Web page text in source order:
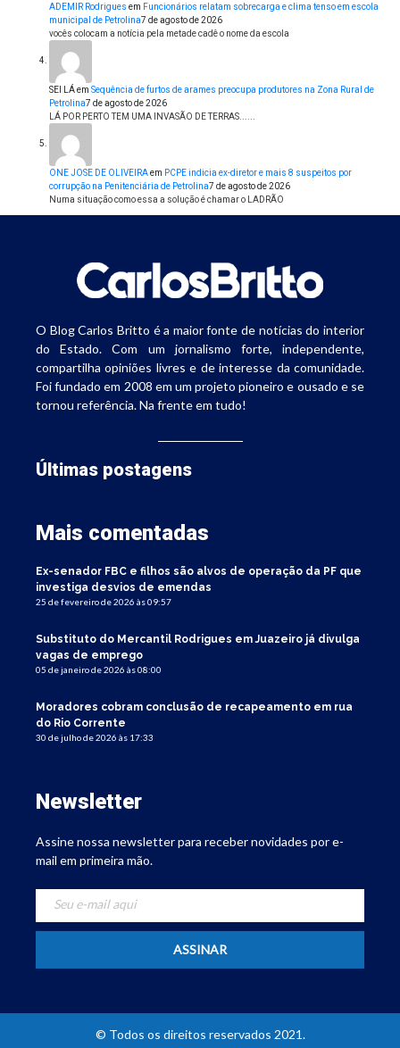
ADEMIR Rodrigues em Funcionários relatam sobrecarga e clima tenso em escola
municipal de Petrolina7 de agosto de 2026
vocês colocam a notícia pela metade cadê o nome da escola
SEI LÁem Sequência de furtos de arames preocupa produtores na Zona Rural de
Petrolina7 de agosto de 2026
LÁ POR PERTO TEM UMA INVASÃO DE TERRAS......
ONE JOSE DE OLIVEIRAem PCPE indicia ex-diretor e mais 8 suspeitos por
corrupção na Penitenciária de Petrolina7 de agosto de 2026
Numa situação como essa a solução é chamar o LADRÃO
O Blog Carlos Britto é a maior fonte de notícias do interior
do Estado. Com um jornalismo forte, independente,
compartilha opiniões livres e de interesse da comunidade.
Foi fundado em 2008 em um projeto pioneiro e ousado e se
tornou referência. Na frente em tudo!
Últimas postagens
Mais comentadas
Ex-senador FBC e filhos são alvos de operação da PF que
investiga desvios de emendas
25 de fevereiro de 2026 às 09:57
Substituto do Mercantil Rodrigues em Juazeiro já divulga
vagas de emprego
05 de janeiro de 2026 às 08:00
Moradores cobram conclusão de recapeamento em rua
do Rio Corrente
30 de julho de 2026 às 17:33
Newsletter
Assine nossa newsletter para receber novidades por e-
mail em primeira mão.
© Todos os direitos reservados 2021.